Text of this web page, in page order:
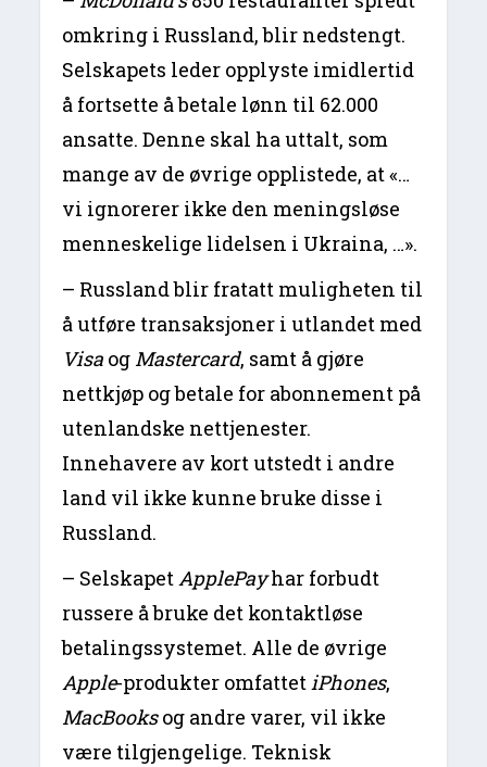
omkring i Russland, blir nedstengt.
Selskapets leder opplyste imidlertid
å fortsette å betale lønn til 62.000
ansatte. Denne skal ha uttalt, som
mange av de øvrige opplistede, at «…
vi ignorerer ikke den meningsløse
menneskelige lidelsen i Ukraina, …».
– Russland blir fratatt muligheten til
å utføre transaksjoner i utlandet med
Visa og Mastercard, samt å gjøre
nettkjøp og betale for abonnement på
utenlandske nettjenester.
Innehavere av kort utstedt i andre
land vil ikke kunne bruke disse i
Russland.
– SelskapetApplePayhar forbudt
russere å bruke det kontaktløse
betalingssystemet. Alle de øvrige
Apple-produkter omfattetiPhones,
MacBooksog andre varer, vil ikke
være tilgjengelige. Teknisk